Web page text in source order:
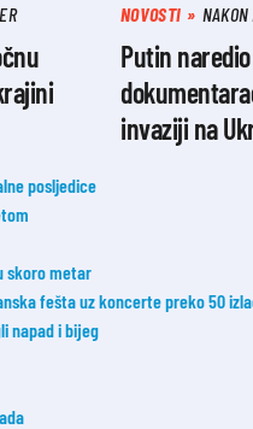
NOVOSTI NAKON
Putin
invaziji na
posljedice
skoro metar
fešta uz koncerte preko 50
napad i bijeg